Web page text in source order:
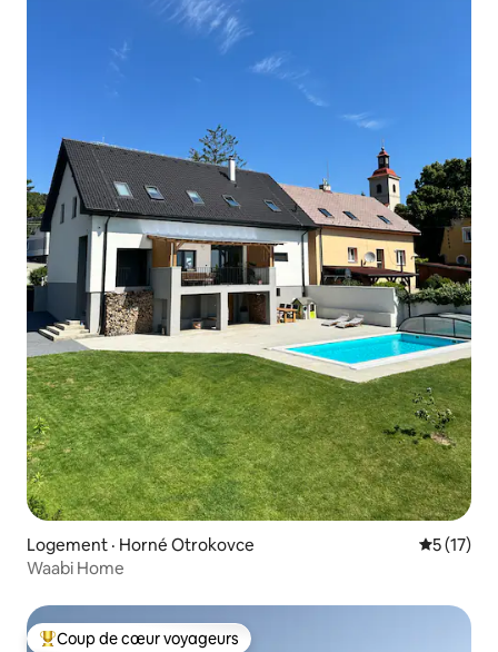
Logement · Horné Otrokovce Note
5 (17)
Waabi Home
Coup de cœur voyageurs